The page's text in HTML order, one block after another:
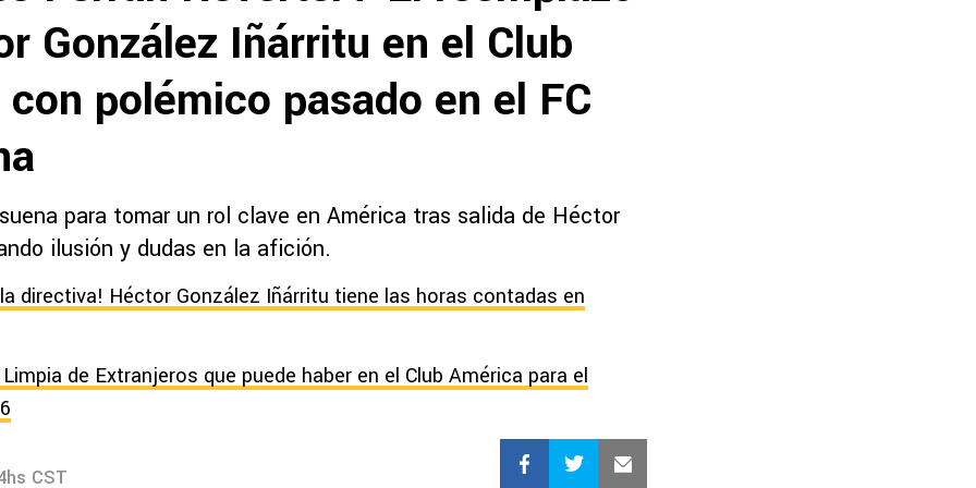
González Iñárritu en el Club
polémico pasado en el FC
para tomar un rol clave en América tras salida de Héctor
ilusión y dudas en la afición.
la directiva! Héctor González Iñárritu tiene las horas contadas en
de Extranjeros que puede haber en el Club América para el
CST